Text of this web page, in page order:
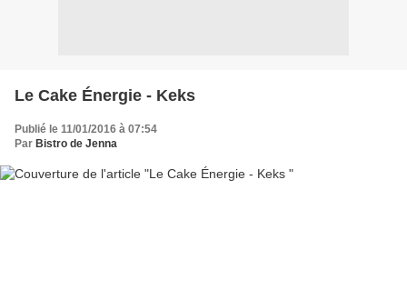
Le Cake Énergie - Keks
Publié le 11/01/2016 à 07:54
Par Bistro de Jenna